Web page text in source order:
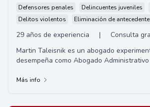
Defensores penales Delincuentes juveniles
Delitos violentos
Eliminación de
29 años de experiencia |
Consulta
Martin Taleisnik es un abogado
desempeña como Abogado
Más info